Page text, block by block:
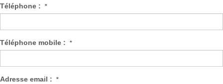
Téléphone : *
Téléphone mobile : *
Adresse email : *